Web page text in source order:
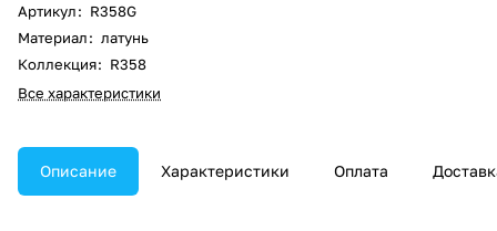
Артикул: R358G
Материал: латунь
Коллекция: R358
Все характеристики
Описание Характеристики Оплата